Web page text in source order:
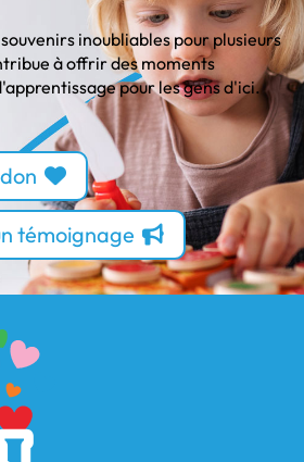
inoubliables pour plusieurs
à offrir des moments
pour les gens d'ici.
témoignage